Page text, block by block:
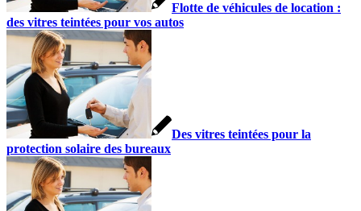
Flotte de véhicules de location :
des vitres teintées pour vos autos
Des vitres teintées pour la
protection solaire des bureaux